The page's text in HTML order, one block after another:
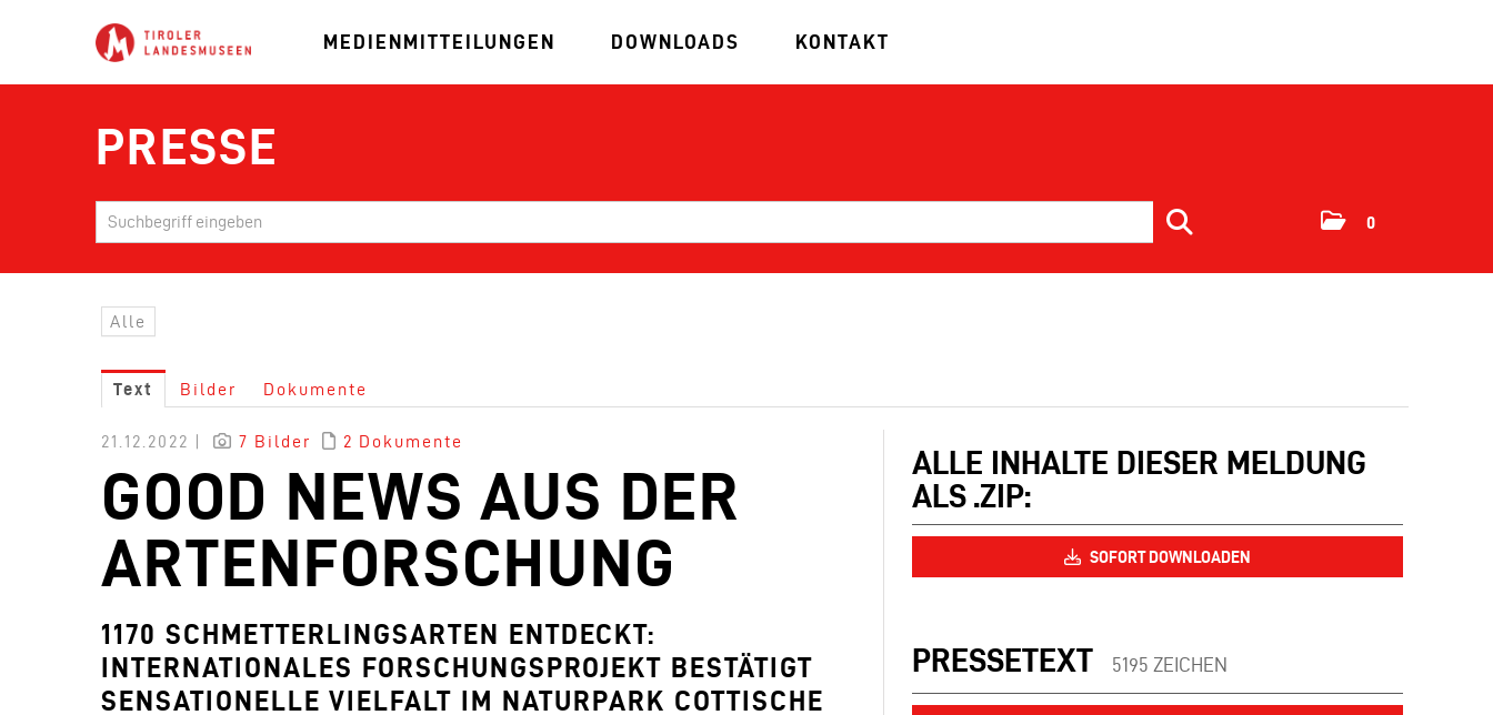
MEDIENMITTEILUNGEN DOWNLOADS KONTAKT
0
PRESSE
Alle
Text Bilder Dokumente
21.12.2022 | 7 Bilder 2 Dokumente
GOOD NEWS AUS DER
ARTENFORSCHUNG
1170 SCHMETTERLINGSARTEN ENTDECKT:
INTERNATIONALES FORSCHUNGSPROJEKT BESTÄTIGT
SENSATIONELLE VIELFALT IM NATURPARK COTTISCHE
ALLE INHALTE DIESER MELDUNG
ALS .ZIP:
SOFORT DOWNLOADEN
PRESSETEXT 5195 ZEICHEN